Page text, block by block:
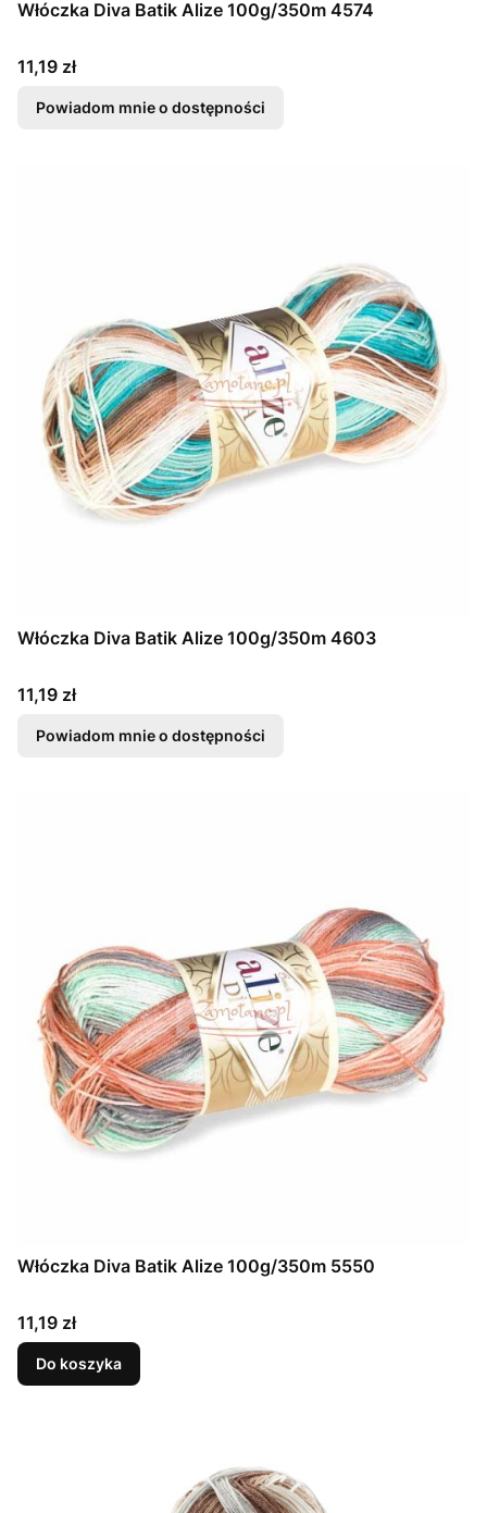
Włóczka Diva Batik Alize 100g/350m 4574
Cena
11,19 zł
Powiadom mnie o dostępności
Włóczka Diva Batik Alize 100g/350m 4603
Cena
11,19 zł
Powiadom mnie o dostępności
Włóczka Diva Batik Alize 100g/350m 5550
Cena
11,19 zł
Do koszyka